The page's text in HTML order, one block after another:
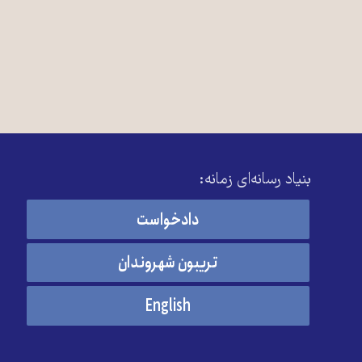
بنیاد رسانه‌ای زمانه:
دادخواست
تریبون شهروندان
English